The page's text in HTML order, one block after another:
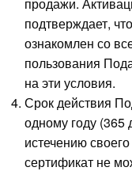
продажи.
подтверждает,
ознакомлен со
пользования
на эти условия.
Срок действия
одному году (365
истечению
сертификат не